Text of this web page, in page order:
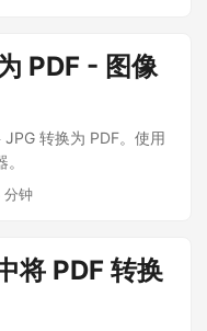
PDF - 图像
转换为 PDF。使用
分钟
将 PDF 转换